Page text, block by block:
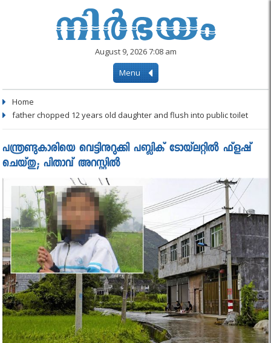
August 9, 2026 7:08 am
Menu
Home
father chopped 12 years old daughter and flush into public toilet
പന്ത്രണ്ടുകാരിയെ വെട്ടിനുറുക്കി പബ്ലിക് ടോയ്‌ലറ്റിൽ ഫ്‌ളഷ്
ചെയ്തു; പിതാവ് അറസ്റ്റിൽ